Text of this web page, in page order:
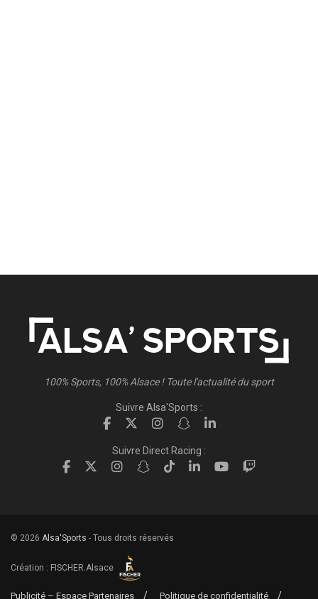
100% Sports, 100% Alsace ! Toute l'actualité du sport
Suivre Alsa'Sports :
Suivre Direct Racing :
© 2026 Alsa'Sports - Tous droits réservés
Création : FISCHER.Alsace
Publicité – Espace Partenaires Politique de confidentialité